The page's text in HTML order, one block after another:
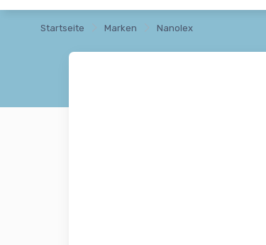
Startseite Marken Nanolex